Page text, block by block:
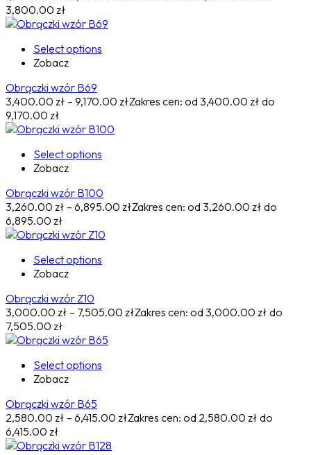
3,800.00 zł
Select options
Zobacz
Obrączki wzór B69
3,400.00 zł – 9,170.00 złZakres cen: od 3,400.00 zł do
9,170.00 zł
Select options
Zobacz
Obrączki wzór B100
3,260.00 zł – 6,895.00 złZakres cen: od 3,260.00 zł do
6,895.00 zł
Select options
Zobacz
Obrączki wzór Z10
3,000.00 zł – 7,505.00 złZakres cen: od 3,000.00 zł do
7,505.00 zł
Select options
Zobacz
Obrączki wzór B65
2,580.00 zł – 6,415.00 złZakres cen: od 2,580.00 zł do
6,415.00 zł